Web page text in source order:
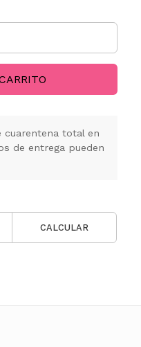
cuarentena total en
de entrega pueden
CALCULAR